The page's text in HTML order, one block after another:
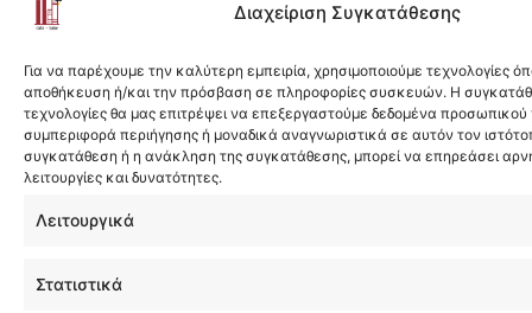
Διαχείριση Συγκατάθεσης
Για να παρέχουμε την καλύτερη εμπειρία, χρησιμοποιούμε τεχνολογίες
αποθήκευση ή/και την πρόσβαση σε πληροφορίες συσκευών. Η
τεχνολογίες θα μας επιτρέψει να επεξεργαστούμε δεδομένα
συμπεριφορά περιήγησης ή μοναδικά αναγνωριστικά σε αυτόν τον
συγκατάθεση ή η ανάκληση της συγκατάθεσης, μπορεί να επηρεάσει
λειτουργίες και δυνατότητες.
Λειτουργικά
Στατιστικά